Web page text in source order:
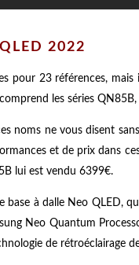
2022
pour 23 références,
les séries
noms ne vous disent
et de prix dans
lui est vendu 6399€.
à dalle Neo QLED,
Neo Quantum
de rétroéclairage